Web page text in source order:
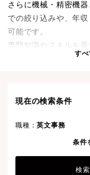
さらに機械・精密機
での絞り込みや、年
可能です。
専門知識やスキルを
ライフスタイルや価
すべ
現在の検索条件
職種：英文事務
製造業(メーカ
条件
検